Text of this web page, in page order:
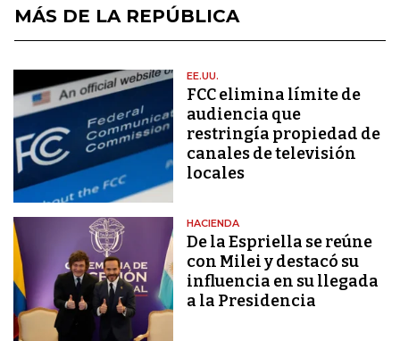
MÁS DE LA REPÚBLICA
EE.UU.
FCC elimina límite de
audiencia que
restringía propiedad de
canales de televisión
locales
HACIENDA
De la Espriella se reúne
con Milei y destacó su
influencia en su llegada
a la Presidencia